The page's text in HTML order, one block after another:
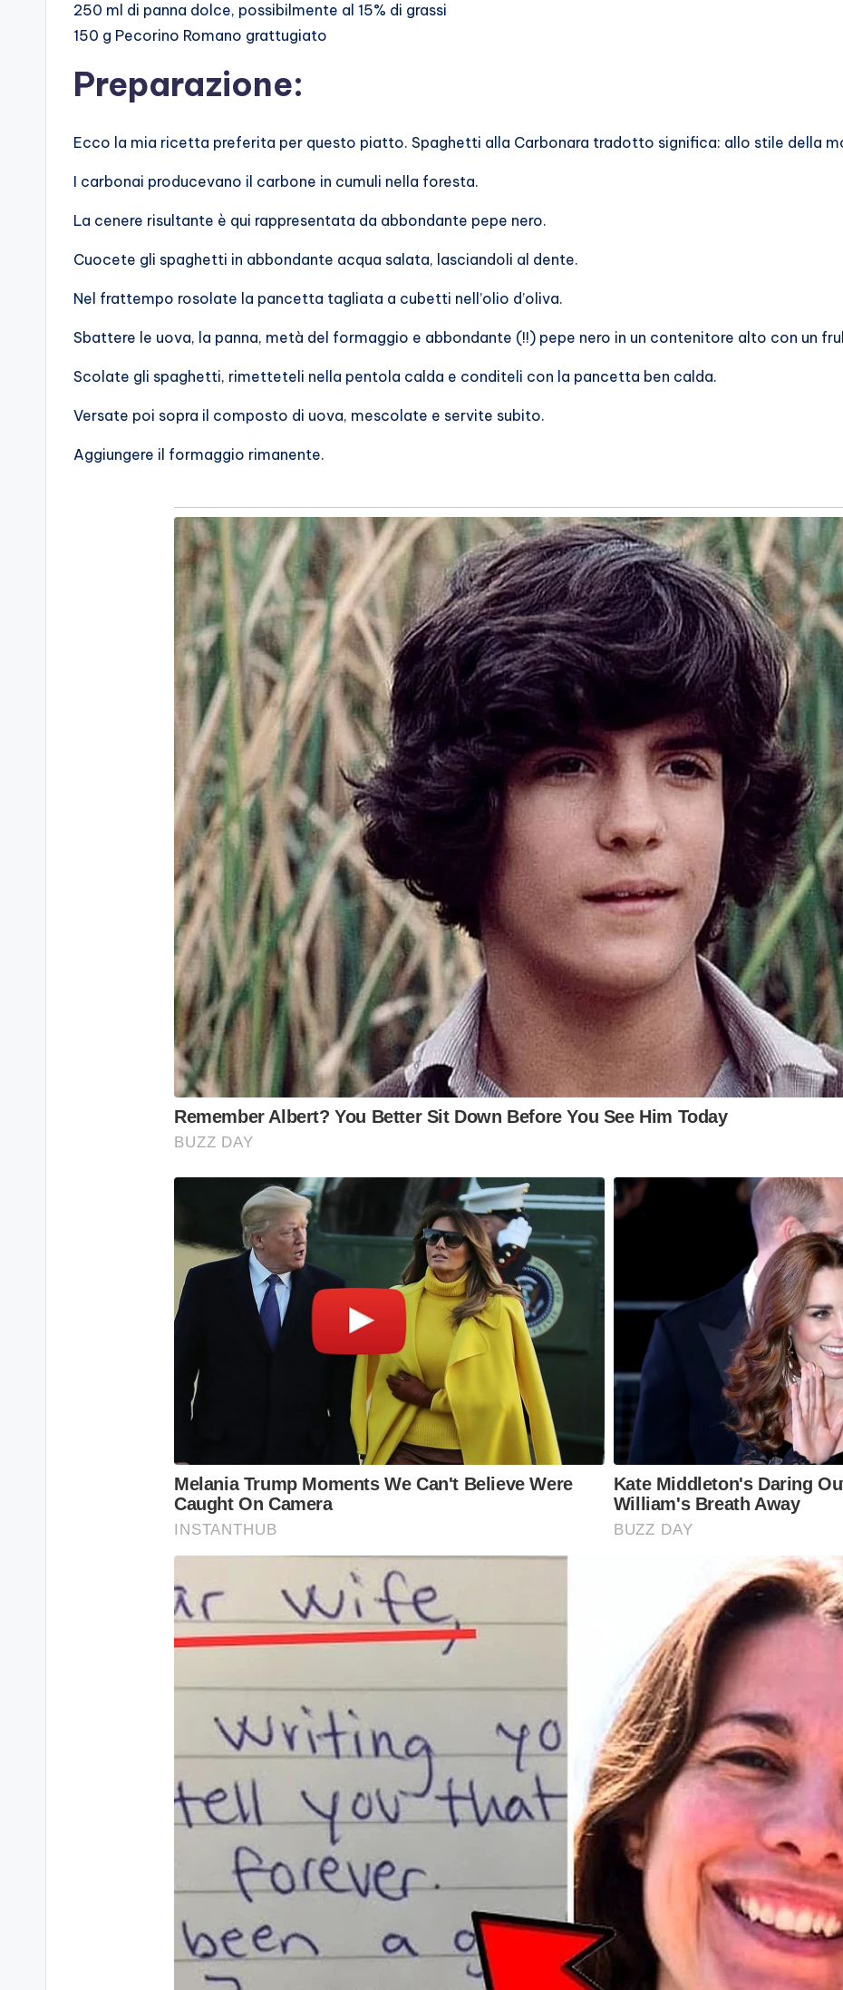
250 ml di panna dolce, possibilmente al 15% di grassi
150 g Pecorino Romano grattugiato
Preparazione:
Ecco la mia ricetta preferita per questo piatto. Spaghetti alla Carbonara tradotto significa: allo stile della
I carbonai producevano il carbone in cumuli nella foresta.
La cenere risultante è qui rappresentata da abbondante pepe nero.
Cuocete gli spaghetti in abbondante acqua salata, lasciandoli al dente.
Nel frattempo rosolate la pancetta tagliata a cubetti nell’olio d’oliva.
Sbattere le uova, la panna, metà del formaggio e abbondante (!!) pepe nero in un contenitore alto con un
Scolate gli spaghetti, rimetteteli nella pentola calda e conditeli con la pancetta ben calda.
Versate poi sopra il composto di uova, mescolate e servite subito.
Aggiungere il formaggio rimanente.